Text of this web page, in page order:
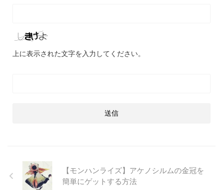
上に表示された文字を入力してください。
【モンハンライズ】アケノシルムの金冠を
簡単にゲットする方法